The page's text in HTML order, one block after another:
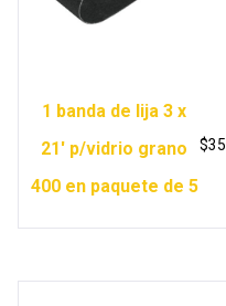
1 banda de lija 3 x
21′ p/vidrio grano
400 en paquete de 5
$35